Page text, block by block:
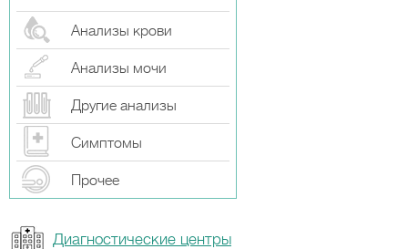
Анализы крови
Анализы мочи
Другие анализы
Симптомы
Прочeе
Диагностические центры